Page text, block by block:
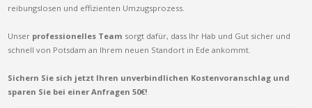
reibungslosen und effizienten Umzugsprozess.
Unser professionelles Team sorgt dafür, dass Ihr Hab und Gut sicher und
schnell von Potsdam an Ihrem neuen Standort in Ede ankommt.
Sichern Sie sich jetzt Ihren unverbindlichen Kostenvoranschlag und
sparen Sie bei einer Anfragen 50€!